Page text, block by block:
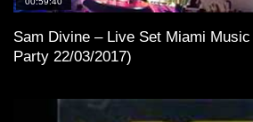
Sam Divine – Live Set Miami
Party 22/03/2017)